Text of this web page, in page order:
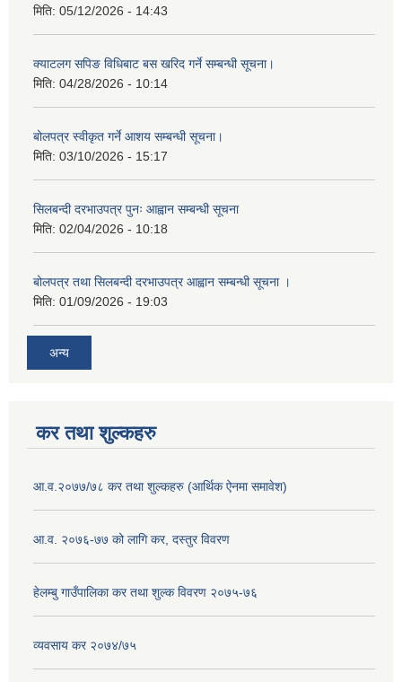
मिति: 05/12/2026 - 14:43
क्याटलग सपिङ विधिबाट बस खरिद गर्ने सम्बन्धी सूचना।
मिति: 04/28/2026 - 10:14
बोलपत्र स्वीकृत गर्ने आशय सम्बन्धी सूचना।
मिति: 03/10/2026 - 15:17
सिलबन्दी दरभाउपत्र पुनः आह्वान सम्बन्धी सूचना
मिति: 02/04/2026 - 10:18
बोलपत्र तथा सिलबन्दी दरभाउपत्र आह्वान सम्बन्धी सूचना ।
मिति: 01/09/2026 - 19:03
अन्य
कर तथा शुल्कहरु
आ.व.२०७७/७८ कर तथा शुल्कहरु (आर्थिक ऐनमा समावेश)
आ.व. २०७६-७७ को लागि कर, दस्तुर विवरण
हेलम्बु गाउँपालिका कर तथा शुल्क विवरण २०७५-७६
व्यवसाय कर २०७४/७५